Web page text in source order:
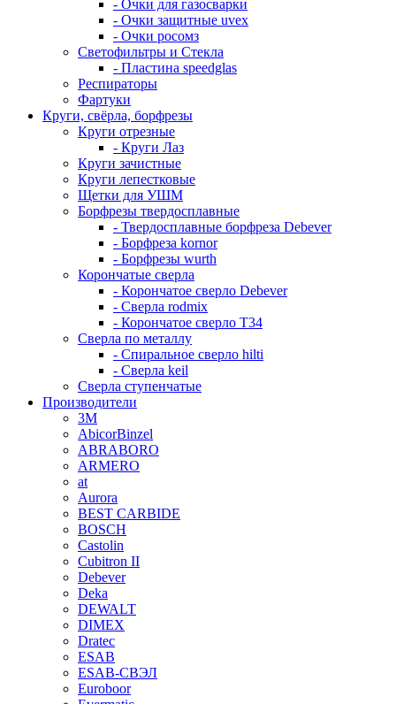
- Очки для газосварки
- Очки защитные uvex
- Очки росомз
Светофильтры и Стекла
- Пластина speedglas
Респираторы
Фартуки
Круги, свёрла, борфрезы
Круги отрезные
- Круги Лаз
Круги зачистные
Круги лепестковые
Щетки для УШМ
Борфрезы твердосплавные
- Твердосплавные борфреза Debever
- Борфреза kornor
- Борфрезы wurth
Корончатые сверла
- Корончатое сверло Debever
- Сверла rodmix
- Корончатое сверло T34
Сверла по металлу
- Спиральное сверло hilti
- Сверла keil
Сверла ступенчатые
Производители
3M
AbicorBinzel
ABRABORO
ARMERO
at
Aurora
BEST CARBIDE
BOSCH
Castolin
Cubitron II
Debever
Deka
DEWALT
DIMEX
Dratec
ESAB
ESAB-СВЭЛ
Euroboor